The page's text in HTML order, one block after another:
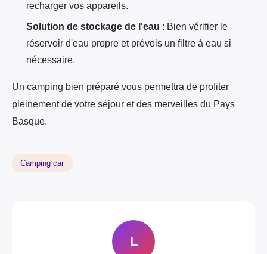
recharger vos appareils.
Solution de stockage de l'eau : Bien vérifier le
réservoir d'eau propre et prévois un filtre à eau si
nécessaire.
Un camping bien préparé vous permettra de profiter
pleinement de votre séjour et des merveilles du Pays
Basque.
Camping car
L